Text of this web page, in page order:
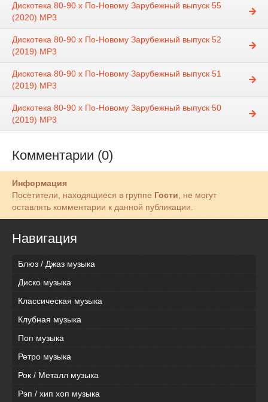
Дискотека 80-90 х По-Новому Зарубежный выпуск 55
(2020) MP3
Дискотека 80-90 х По-Новому Зарубежный выпуск 52
(2019) MP3
Дискотека 80-90 х По-Новому Зарубежный выпуск 51
(2019) MP3
Дискотека 80-90 х По-Новому Зарубежный выпуск 50
(2019) MP3
Комментарии (0)
Информация
Посетители, находящиеся в группе Гости, не могут
оставлять комментарии к данной публикации.
Навигация
Блюз / Джаз музыка
Диско музыка
Классическая музыка
Клубная музыка
Поп музыка
Ретро музыка
Рок / Металл музыка
Рэп / хип хоп музыка